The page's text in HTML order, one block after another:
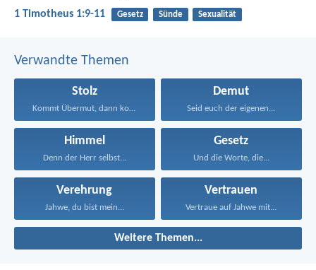
1 Timotheus 1:9-11 Gesetz Sünde Sexualität
Verwandte Themen
Stolz
Kommt Übermut, dann kommt...
Demut
Seid euch der eigenen...
Himmel
Denn der Herr selbst...
Gesetz
Und die Worte, die...
Verehrung
Jahwe, du bist mein...
Vertrauen
Vertraue auf Jahwe mit...
Weitere Themen...